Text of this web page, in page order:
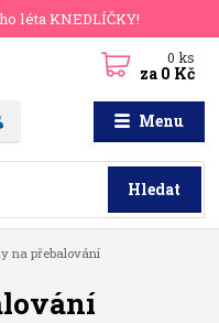
léta KNEDLÍČKY!
Menu
Hledat
0ks
za 0 Kč
na přebalování